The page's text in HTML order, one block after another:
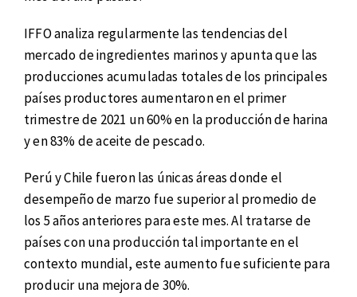
IFFO analiza regularmente las tendencias del
mercado de ingredientes marinos y apunta que las
producciones acumuladas totales de los principales
países productores aumentaron en el primer
trimestre de 2021 un 60% en la producción de harina
y en 83% de aceite de pescado.
Perú y Chile fueron las únicas áreas donde el
desempeño de marzo fue superior al promedio de
los 5 años anteriores para este mes. Al tratarse de
países con una producción tal importante en el
contexto mundial, este aumento fue suficiente para
producir una mejora de 30%.